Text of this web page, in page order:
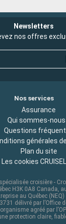
Newsletters
nos offres
Nos services
Assurance
Qui sommes-nous
Questions
générales
Plan du site
Les cookies
croisière -
H3K 0A8 Canada,
au Québec
délivré par
agréé par
protection claire,